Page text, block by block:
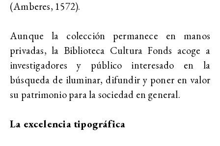
(Amberes, 1572).
Aunque la colección permanece en manos
privadas, la Biblioteca Cultura Fonds acoge a
investigadores y público interesado en la
búsqueda de iluminar, difundir y poner en valor
su patrimonio para la sociedad en general.
La excelencia tipográfica